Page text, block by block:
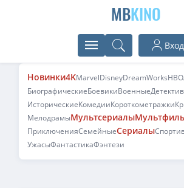
MBKINO
Вход
Новинки4KMarvelDisneyDreamWorksHBO
БиографическиеБоевикиВоенные
ИсторическиеКомедииКороткометражки
МелодрамыМультсериалы
ПриключенияСемейныеСериалы
УжасыФантастикаФэнтези